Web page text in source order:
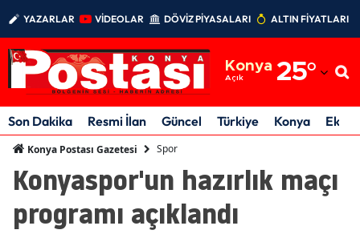
YAZARLAR VİDEOLAR DÖVİZ PİYASALARI ALTIN FİYATLARI
Konya
Açık 25°
Adıyaman
Afyonkarahisar
Amasya
Son Dakika Resmi İlan Güncel Türkiye Konya
Konya Postası Gazetesi Spor
Konyaspor'un hazırlık maçı
programı açıklandı